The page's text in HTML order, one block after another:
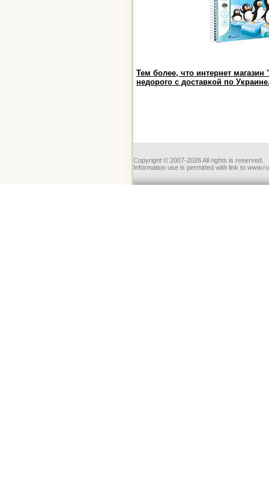
Тем более, что интернет магазин
недорого с доставкой по
Copyrignt © 2007-2026 All rights is reserved.
Information use is permitted with link to